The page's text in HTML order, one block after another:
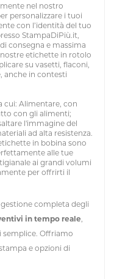
nel nostro
personalizzare i tuoi
con l’identità del tuo
StampaDiPiù.it,
consegna e massima
etichette in rotolo
su vasetti, flaconi,
anche in contesti
cui: Alimentare, con
con gli alimenti;
l'immagine del
ad alta resistenza.
in bobina sono
alle tue
ai grandi volumi
per offrirti il
, gestione completa degli
in tempo reale
semplice. Offriamo
e opzioni di